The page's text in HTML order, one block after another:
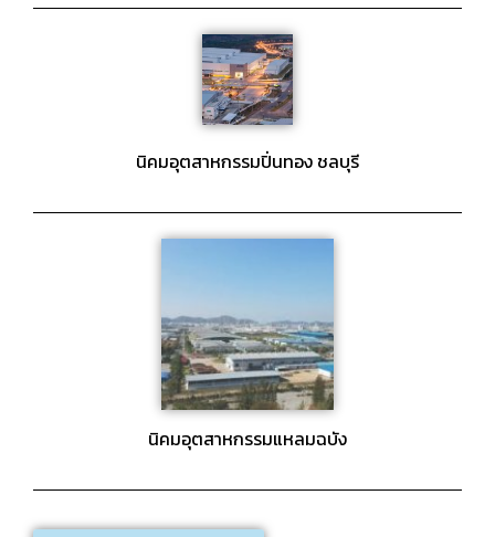
นิคมอุตสาหกรรมปิ่นทอง ชลบุรี
นิคมอุตสาหกรรมแหลมฉบัง